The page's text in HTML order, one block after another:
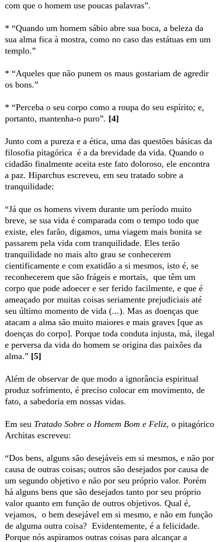
com que o homem use poucas palavras”.
* “Quando um homem sábio abre sua boca, a beleza da
sua alma fica à mostra, como no caso das estátuas em um
templo.”
* “Aqueles que não punem os maus gostariam de agredir
os bons.”
* “Perceba o seu corpo como a roupa do seu espírito; e,
portanto, mantenha-o puro”. [4]
Junto com a pureza e a ética, uma das questões básicas da
filosofia pitagórica é a da brevidade da vida. Quando o
cidadão finalmente aceita este fato doloroso, ele encontra
a paz. Hiparchus escreveu, em seu tratado sobre a
tranquilidade:
“Já que os homens vivem durante um período muito
breve, se sua vida é comparada com o tempo todo que
existe, eles farão, digamos, uma viagem mais bonita se
passarem pela vida com tranquilidade. Eles terão
tranquilidade no mais alto grau se conhecerem
cientificamente e com exatidão a si mesmos, isto é, se
reconhecerem que são frágeis e mortais, que têm um
corpo que pode adoecer e ser ferido facilmente, e que é
ameaçado por muitas coisas seriamente prejudiciais até
seu último momento de vida (...). Mas as doenças que
atacam a alma são muito maiores e mais graves [que as
doenças do corpo]. Porque toda conduta injusta, má, ilegal
e perversa da vida do homem se origina das paixões da
alma.” [5]
Além de observar de que modo a ignorância espiritual
produz sofrimento, é preciso colocar em movimento, de
fato, a sabedoria em nossas vidas.
Em seu Tratado Sobre o Homem Bom e Feliz, o pitagórico
Architas escreveu:
“Dos bens, alguns são desejáveis em si mesmos, e não por
causa de outras coisas; outros são desejados por causa de
um segundo objetivo e não por seu próprio valor. Porém
há alguns bens que são desejados tanto por seu próprio
valor quanto em função de outros objetivos. Qual é,
vejamos, o bem desejável em si mesmo, e não em função
de alguma outra coisa? Evidentemente, é a felicidade.
Porque nós aspiramos outras coisas para alcançar a